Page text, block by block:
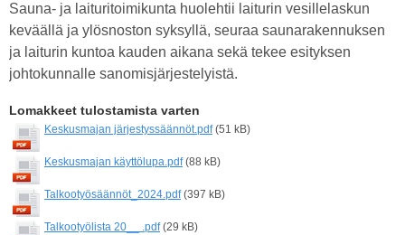
Sauna- ja laituritoimikunta huolehtii laiturin vesillelaskun
keväällä ja ylösnoston syksyllä, seuraa saunarakennuksen
ja laiturin kuntoa kauden aikana sekä tekee esityksen
johtokunnalle sanomisjärjestelyistä.
Lomakkeet tulostamista varten
Keskusmajan järjestyssäännöt.pdf (51 kB)
Keskusmajan käyttölupa.pdf (88 kB)
Talkootyösäännöt_2024.pdf (397 kB)
Talkootyölista 20__ .pdf (29 kB)